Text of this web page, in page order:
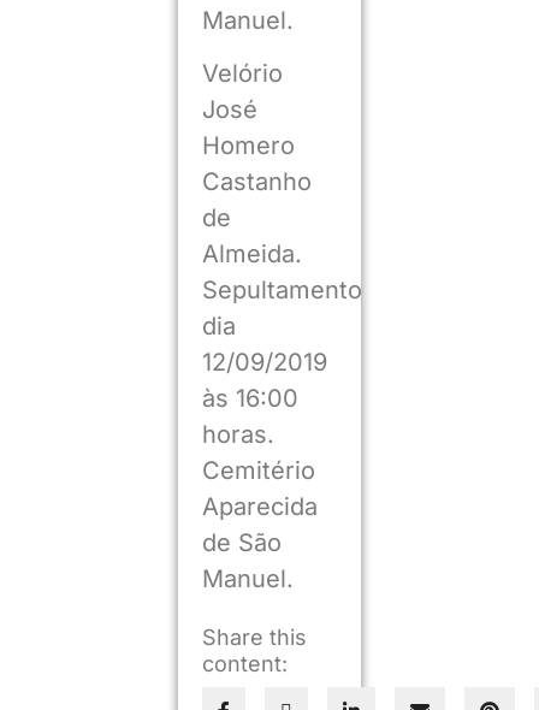
Manuel.
Velório
José
Homero
Castanho
de
Almeida.
Sepultamento
dia
12/09/2019
às 16:00
horas.
Cemitério
Aparecida
de São
Manuel.
Share this
content: